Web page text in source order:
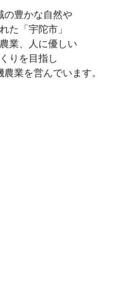
の豊かな自然や
た「宇陀市」
業、人に優しい
りを目指し
農業を営んでいます。